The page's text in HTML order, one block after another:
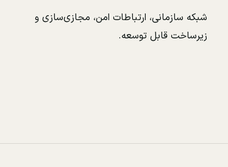
شبکه سازمانی، ارتباطات امن، مجازی‌سازی و
زیرساخت قابل توسعه.